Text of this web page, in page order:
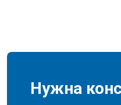
Нужна